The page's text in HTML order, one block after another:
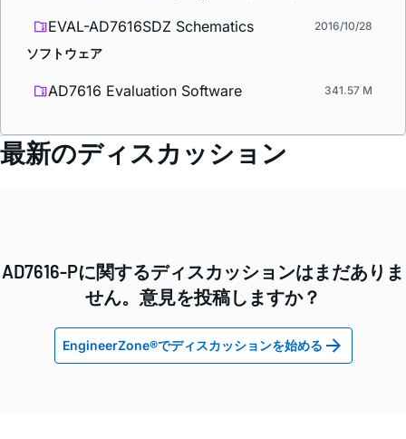
EVAL-AD7616SDZ Schematics 2016/10/28
ソフトウェア
AD7616 Evaluation Software 341.57 M
最新のディスカッション
AD7616-Pに関するディスカッションはまだありま
せん。意見を投稿しますか？
EngineerZone®でディスカッションを始める